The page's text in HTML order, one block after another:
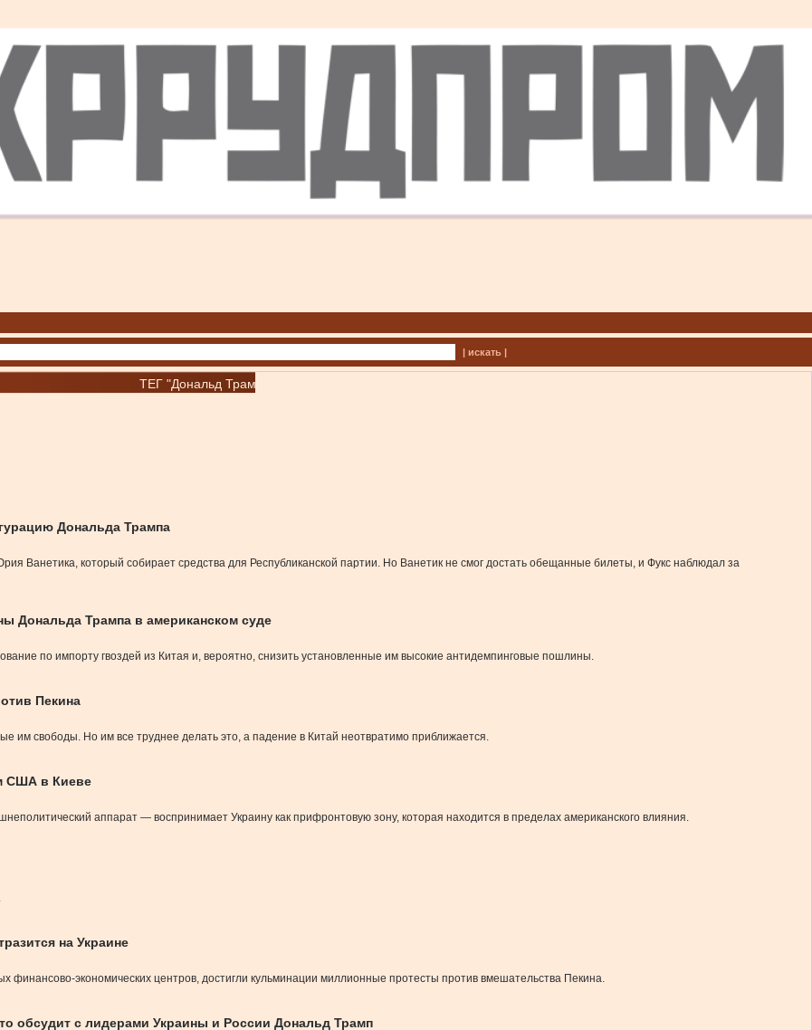
| искать |
ТЕГ "Дональд Трамп"
Дональда Трампа
Ванетика, который собирает средства для Республиканской партии. Но Ванетик не смог достать обещанные билеты, и Фукс наблюдал за
Дональда Трампа в американском суде
по импорту гвоздей из Китая и, вероятно, снизить установленные им высокие антидемпинговые пошлины.
Пекина
им свободы. Но им все труднее делать это, а падение в Китай неотвратимо приближается.
США в Киеве
аппарат — воспринимает Украину как прифронтовую зону, которая находится в пределах американского влияния.
на Украине
финансово-экономических центров, достигли кульминации миллионные протесты против вмешательства Пекина.
обсудит с лидерами Украины и России Дональд Трамп